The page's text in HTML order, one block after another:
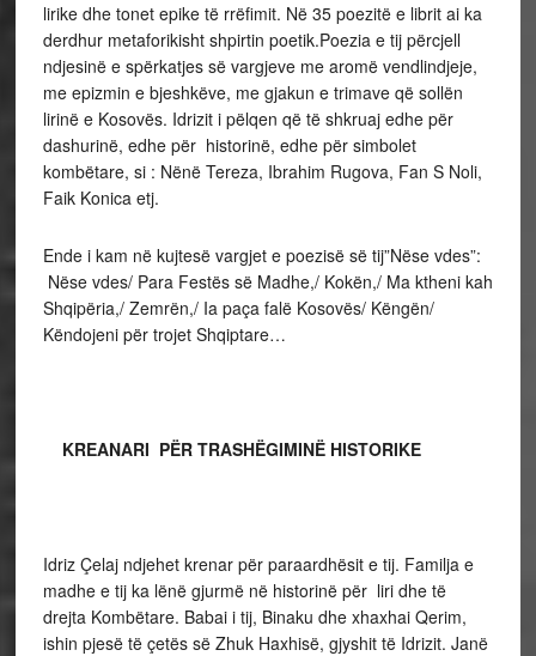
lirike dhe tonet epike të rrëfimit. Në 35 poezitë e librit ai ka
derdhur metaforikisht shpirtin poetik.Poezia e tij përcjell
ndjesinë e spërkatjes së vargjeve me aromë vendlindjeje,
me epizmin e bjeshkëve, me gjakun e trimave që sollën
lirinë e Kosovës. Idrizit i pëlqen që të shkruaj edhe për
dashurinë, edhe për historinë, edhe për simbolet
kombëtare, si : Nënë Tereza, Ibrahim Rugova, Fan S Noli,
Faik Konica etj.
Ende i kam në kujtesë vargjet e poezisë së tij”Nëse vdes”:
Nëse vdes/ Para Festës së Madhe,/ Kokën,/ Ma ktheni kah
Shqipëria,/ Zemrën,/ Ia paça falë Kosovës/ Këngën/
Këndojeni për trojet Shqiptare…
KREANARI PËR TRASHËGIMINË HISTORIKE
Idriz Çelaj ndjehet krenar për paraardhësit e tij. Familja e
madhe e tij ka lënë gjurmë në historinë për liri dhe të
drejta Kombëtare. Babai i tij, Binaku dhe xhaxhai Qerim,
ishin pjesë të çetës së Zhuk Haxhisë, gjyshit të Idrizit. Janë